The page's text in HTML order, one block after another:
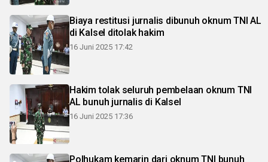
Biaya restitusi jurnalis dibunuh oknum TNI AL
di Kalsel ditolak hakim
16 Juni 2025 17:42
Hakim tolak seluruh pembelaan oknum TNI
AL bunuh jurnalis di Kalsel
16 Juni 2025 17:36
Polhukam kemarin dari oknum TNI bunuh